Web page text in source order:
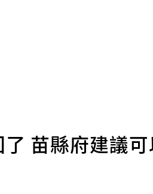
苗縣府建議